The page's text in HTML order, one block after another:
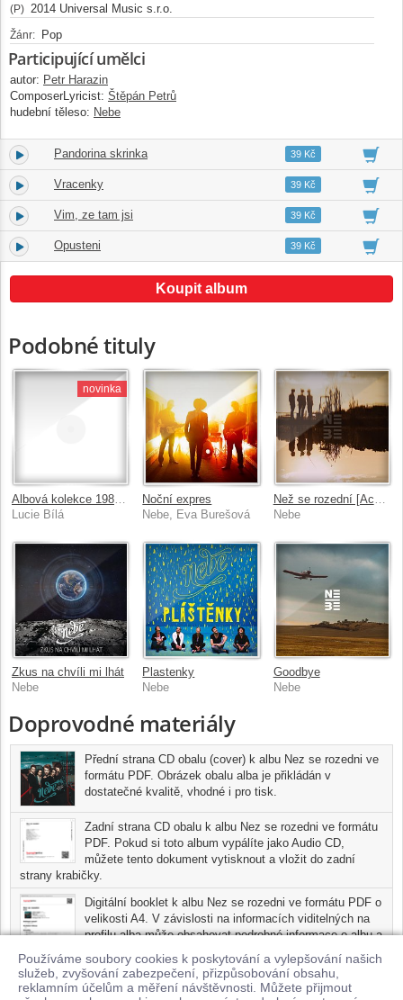
Používáme soubory cookies k poskytování a vylepšování našich
služeb, zvyšování zabezpečení, přizpůsobování obsahu,
reklamním účelům a měření návštěvnosti. Můžete přijmout
(P) 2014 Universal Music s.r.o.
Žánr: Pop
Participující umělci
autor: Petr Harazin
ComposerLyricist: Štěpán Petrů
hudební těleso: Nebe
7. Pandorina skrinka 04:0439 Kč
8. Vracenky 03:5539 Kč
9. Vim, ze tam jsi 03:2039 Kč
10. Opusteni 03:2639 Kč
Koupit album
Podobné tituly
novinka
Lucie Bílá
Noční expres
Nebe, Eva Burešová
Nebe
Zkus na chvíli mi lhát
Nebe
Plastenky
Nebe
Goodbye
Nebe
Doprovodné materiály
Přední strana CD obalu (cover) k albu Nez se rozedni ve
formátu PDF. Obrázek obalu alba je přikládán v
dostatečné kvalitě, vhodné i pro tisk.
Zadní strana CD obalu k albu Nez se rozedni ve formátu
PDF. Pokud si toto album vypálíte jako Audio CD,
můžete tento dokument vytisknout a vložit do zadní
strany krabičky.
Digitální booklet k albu Nez se rozedni ve formátu PDF o
velikosti A4. V závislosti na informacích viditelných na
profilu alba může obsahovat podrobné informace o albu a
jednotlivých skladbách, včetně seznamu participujících
umělců, přesného data a místa nahrání pro každou ze
skladeb. Digitální booklet je tisknutelnou variantou profilu alba.